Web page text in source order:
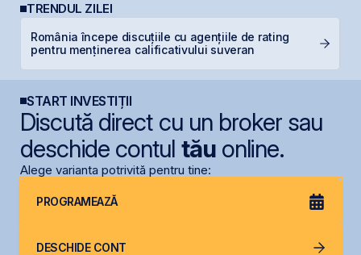
TRENDUL ZILEI
România începe discuțiile cu agențiile de rating
pentru menținerea calificativului suveran
START INVESTIȚII
Discută direct cu un broker sau
deschide contul tăuonline.
Alege varianta potrivită pentru tine:
PROGRAMEAZĂ
DESCHIDE CONT